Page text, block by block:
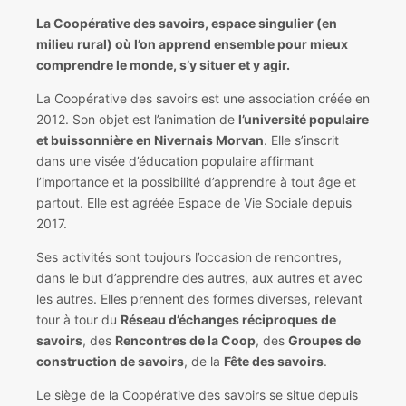
La Coopérative des savoirs, espace singulier (en
milieu rural) où l’on apprend ensemble pour mieux
comprendre le monde, s’y situer et y agir.
La Coopérative des savoirs est une association créée en
2012. Son objet est l’animation de l’université populaire
et buissonnière en Nivernais Morvan. Elle s’inscrit
dans une visée d’éducation populaire affirmant
l’importance et la possibilité d’apprendre à tout âge et
partout. Elle est agréée Espace de Vie Sociale depuis
2017.
Ses activités sont toujours l’occasion de rencontres,
dans le but d’apprendre des autres, aux autres et avec
les autres. Elles prennent des formes diverses, relevant
tour à tour du Réseau d’échanges réciproques de
savoirs, des Rencontres de la Coop, des Groupes de
construction de savoirs, de la Fête des savoirs.
Le siège de la Coopérative des savoirs se situe depuis